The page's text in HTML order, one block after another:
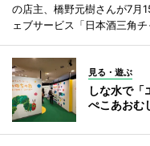
の店主、橋野元樹さんが7月
ェブサービス「日本酒三角
見る・遊ぶ
しな水で
ぺこあおむ